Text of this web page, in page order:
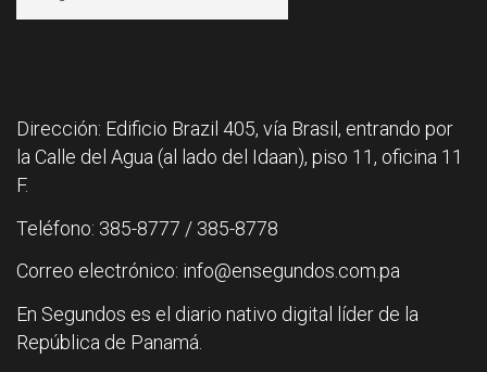
Dirección: Edificio Brazil 405, vía Brasil, entrando por
la Calle del Agua (al lado del Idaan), piso 11, oficina 11
F.
Teléfono: 385-8777 / 385-8778
Correo electrónico: info@ensegundos.com.pa
En Segundos es el diario nativo digital líder de la
República de Panamá.